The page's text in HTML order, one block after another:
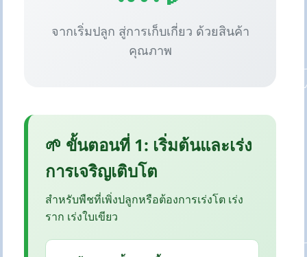
จากเริ่มปลูก สู่การเก็บเกี่ยว ด้วยสินค้า
คุณภาพ
🌱 ขั้นตอนที่ 1: เริ่มต้นและเร่ง
การเจริญเติบโต
สำหรับพืชที่เพิ่งปลูกหรือต้องการเร่งโต เร่ง
ราก เร่งใบเขียว